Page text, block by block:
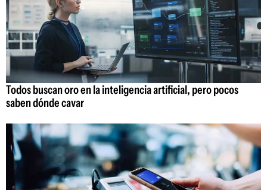
Todos buscan oro en la inteligencia artificial, pero pocos
saben dónde cavar